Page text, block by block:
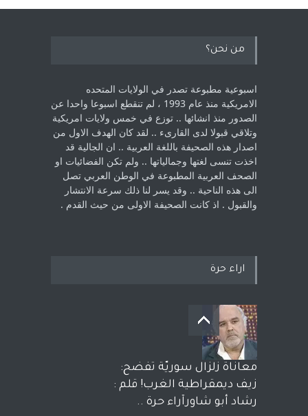
من نحن؟
اسبوعية مطبوعة تصدر في الولايات المتحده
الامريكية منذ عام 1993 ، لم ‏تنقطع اسبوعا واحدا عن
الصدور منذ انشائها .. توزع في خمس ولايات امريكية
‏وتلاقي قبولا لدى القارىء ..‏ لقد كان الهدف الاول من
اصدار هذه الصحيفة باللغة العربية .. ان الجالية قد
اخذت ‏تنسى لغتها وجمالياتها .. ولم تكن الفضائيات او
الصحف العربية المطبوعة في الوطن ‏العربي تصل
الى هذه الناحية .. وقد يسر لنا ذلك سرعة الانتشار
والقبول . اذ كانت ‏الصحيفة الاولى من حيث القدم . ‏
اراء حرة
معاناة زلزال سوريّة تفضح:
زيف ديمقراطية الغرب! قلم :
رشاد أبو شاورآراء حرة ..